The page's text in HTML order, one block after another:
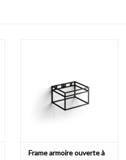
Frame armoire ouverte à